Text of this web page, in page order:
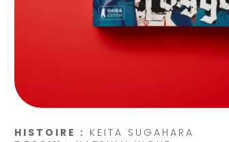
HISTOIRE : KEITA SUGAHARA